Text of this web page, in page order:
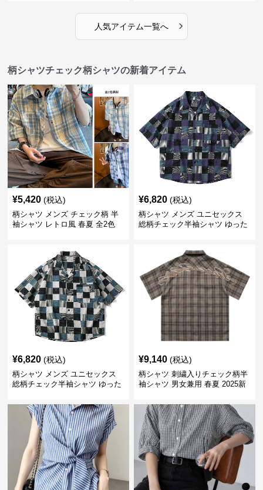
人気アイテム一覧へ ›
柄シャツチェック柄シャツの新着アイテム
¥5,420 (税込)
柄シャツ メンズ チェック柄 半
袖シャツ レトロ風 春夏 全2色
¥6,820 (税込)
柄シャツ メンズ ユニセックス
総柄チェック半袖シャツ ゆった
¥6,820 (税込)
柄シャツ メンズ ユニセックス
総柄チェック半袖シャツ ゆった
¥9,140 (税込)
柄シャツ 刺繍入りチェック柄半
袖シャツ 男女兼用 春夏 2025新